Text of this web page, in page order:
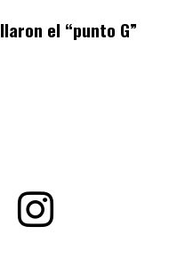
el “punto G”